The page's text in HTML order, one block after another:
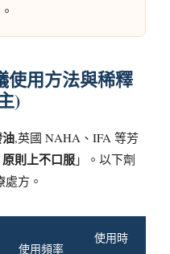
。
使用方法與稀釋
)
,英國 NAHA、IFA 等芳
則上不口服 」。以下劑
方。
使用頻率
使用時